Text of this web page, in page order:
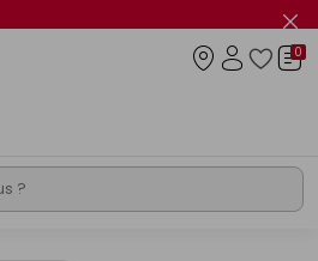
le
info
0